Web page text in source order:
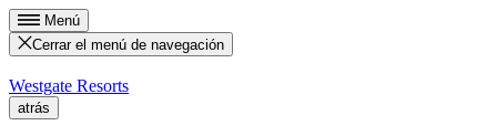
Menú
Cerrar el menú de navegación
Westgate Resorts
atrás